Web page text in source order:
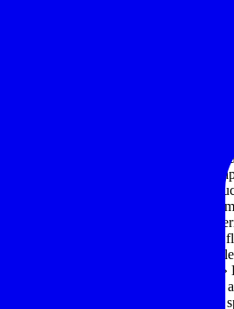
» Onderhoud
» Gefilterd water
» Pvd Techniek (pvd)
» Keukenmeubilair
» Keukenverlichting
» Leddriver Keukenverlichting »
Losse keukenapparaten Losse
Montagematerialen »
(ronde) afvoerslangen
» Aansluitmaterialen
Montagematerialen » 1.2.1 Ronde
t.b.v. spoelunits
aansluitmateriaal Montagematerialen
Montagematerialen » Gas
Types/soorten Spoelunits » Materialen